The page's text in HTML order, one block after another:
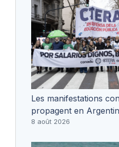
Les manifestations
propagent en
8 août 2026